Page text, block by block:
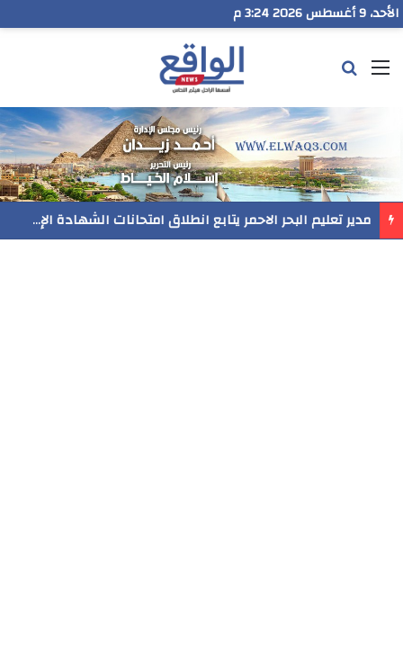
الأحد، 9 أغسطس 2026 3:24 م
القائمة
مدير تعليم البحر الاحمر يتابع انطلاق امتحانات الشهادة الإعدادية ويؤكد: الانضباط